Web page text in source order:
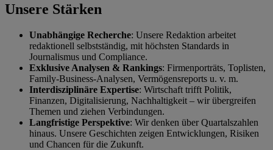
Unsere Stärken
Unabhängige Recherche: Unsere Redaktion arbeitet
redaktionell selbstständig, mit höchsten Standards in
Journalismus und Compliance.
Exklusive Analysen & Rankings: Firmenporträts, Toplisten,
Family-Business-Analysen, Vermögensreports u. v. m.
Interdisziplinäre Expertise: Wirtschaft trifft Politik,
Finanzen, Digitalisierung, Nachhaltigkeit – wir übergreifen
Themen und ziehen Verbindungen.
Langfristige Perspektive: Wir denken über Quartalszahlen
hinaus. Unsere Geschichten zeigen Entwicklungen, Risiken
und Chancen für die Zukunft.